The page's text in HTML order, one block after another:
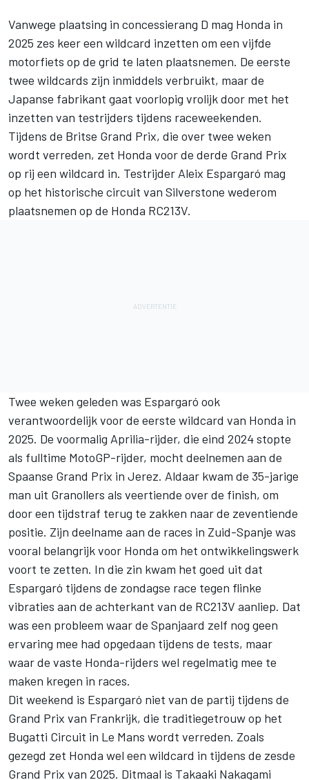
Vanwege plaatsing in concessierang D mag Honda in
2025 zes keer een wildcard inzetten om een vijfde
motorfiets op de grid te laten plaatsnemen. De eerste
twee wildcards zijn inmiddels verbruikt, maar de
Japanse fabrikant gaat voorlopig vrolijk door met het
inzetten van testrijders tijdens raceweekenden.
Tijdens de Britse Grand Prix, die over twee weken
wordt verreden, zet Honda voor de derde Grand Prix
op rij een wildcard in. Testrijder Aleix Espargaró mag
op het historische circuit van Silverstone wederom
plaatsnemen op de Honda RC213V.
Twee weken geleden was Espargaró ook
verantwoordelijk voor de eerste wildcard van Honda in
2025. De voormalig Aprilia-rijder, die eind 2024 stopte
als fulltime MotoGP-rijder, mocht deelnemen aan de
Spaanse Grand Prix in Jerez. Aldaar kwam de 35-jarige
man uit Granollers als veertiende over de finish, om
door een tijdstraf terug te zakken naar de zeventiende
positie. Zijn deelname aan de races in Zuid-Spanje was
vooral belangrijk voor Honda om het ontwikkelingswerk
voort te zetten. In die zin kwam het goed uit dat
Espargaró tijdens de zondagse race tegen flinke
vibraties aan de achterkant van de RC213V aanliep. Dat
was een probleem waar de Spanjaard zelf nog geen
ervaring mee had opgedaan tijdens de tests, maar
waar de vaste Honda-rijders wel regelmatig mee te
maken kregen in races.
Dit weekend is Espargaró niet van de partij tijdens de
Grand Prix van Frankrijk, die traditiegetrouw op het
Bugatti Circuit in Le Mans wordt verreden. Zoals
gezegd zet Honda wel een wildcard in tijdens de zesde
Grand Prix van 2025. Ditmaal is Takaaki Nakagami